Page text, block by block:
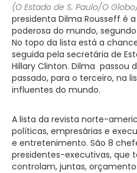
(O Estado de S. Paulo/O
presidenta Dilma Rousseff é
poderosa do mundo, segundo
No topo da lista está a
seguida pela secretária de
Hillary Clinton. Dilma passou
passado, para o terceiro, na
influentes do mundo.
A lista da revista norte-
políticas, empresárias e
e entretenimento. São 8
presidentes-executivas, que
controlam, juntas,